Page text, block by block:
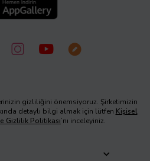
gizliliğini önemsiyoruz. Şirketimizin
detaylı bilgi almak için lütfen Kişisel
Gizlilik Politikası’nı inceleyiniz.